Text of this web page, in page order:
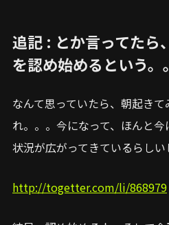
追記 : とか言ってたら
を認め始めるという。
なんて思っていたら、朝起き
れ。。。今になって、ほんと
状況が広がってきているらしい
http://togetter.com/li/868979